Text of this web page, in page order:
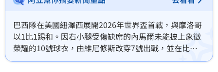
巴西隊在美國紐澤西展開2026年世界盃首戰，與摩洛哥
以1比1踢和。因右小腿受傷缺席的內馬爾未能披上象徵
榮耀的10號球衣，由維尼修斯改穿7號出戰，並在比賽
中踢進扳平的一球，避免巴西在開局吞敗。